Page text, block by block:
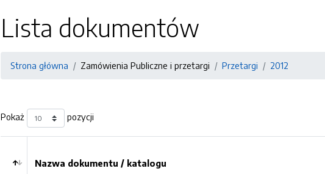
Lista dokumentów
Strona główna Zamówienia Publiczne i przetargi Przetargi 2012
Pokaż pozycji
Nazwa dokumentu / katalogu